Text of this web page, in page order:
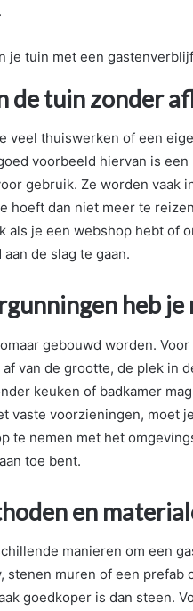
de tuin zonder
veel thuiswerken of een
voorbeeld hiervan is een
gebruik. Ze worden vaak
hoeft dan niet meer te
als je een webshop hebt of
de slag te gaan.
heb
gebouwd worden.
van de grootte, de plek in
keuken of badkamer
vaste voorzieningen, moet
te nemen met het
toe bent.
en
manieren om een
stenen muren of een
goedkoper is dan steen.